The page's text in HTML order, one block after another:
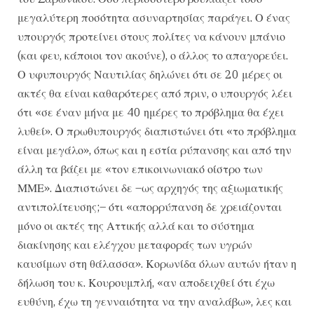
μεγαλύτερη ποσότητα ασυναρτησίας παράγει. Ο ένας
υπουργός προτείνει στους πολίτες να κάνουν μπάνιο
(και φευ, κάποιοι τον ακούνε), ο άλλος το απαγορεύει.
Ο υφυπουργός Ναυτιλίας δηλώνει ότι σε 20 μέρες οι
ακτές θα είναι καθαρότερες από πριν, ο υπουργός λέει
ότι «σε έναν μήνα με 40 ημέρες το πρόβλημα θα έχει
λυθεί». Ο πρωθυπουργός διαπιστώνει ότι «το πρόβλημα
είναι μεγάλο», όπως και η εστία ρύπανσης και από την
άλλη τα βάζει με «τον επικοινωνιακό οίστρο των
ΜΜΕ». Διαπιστώνει δε –ως αρχηγός της αξιωματικής
αντιπολίτευσης;– ότι «απορρύπανση δε χρειάζονται
μόνο οι ακτές της Αττικής αλλά και το σύστημα
διακίνησης και ελέγχου μεταφοράς των υγρών
καυσίμων στη θάλασσα». Κορωνίδα όλων αυτών ήταν η
δήλωση του κ. Κουρουμπλή, «αν αποδειχθεί ότι έχω
ευθύνη, έχω τη γενναιότητα να την αναλάβω», λες και